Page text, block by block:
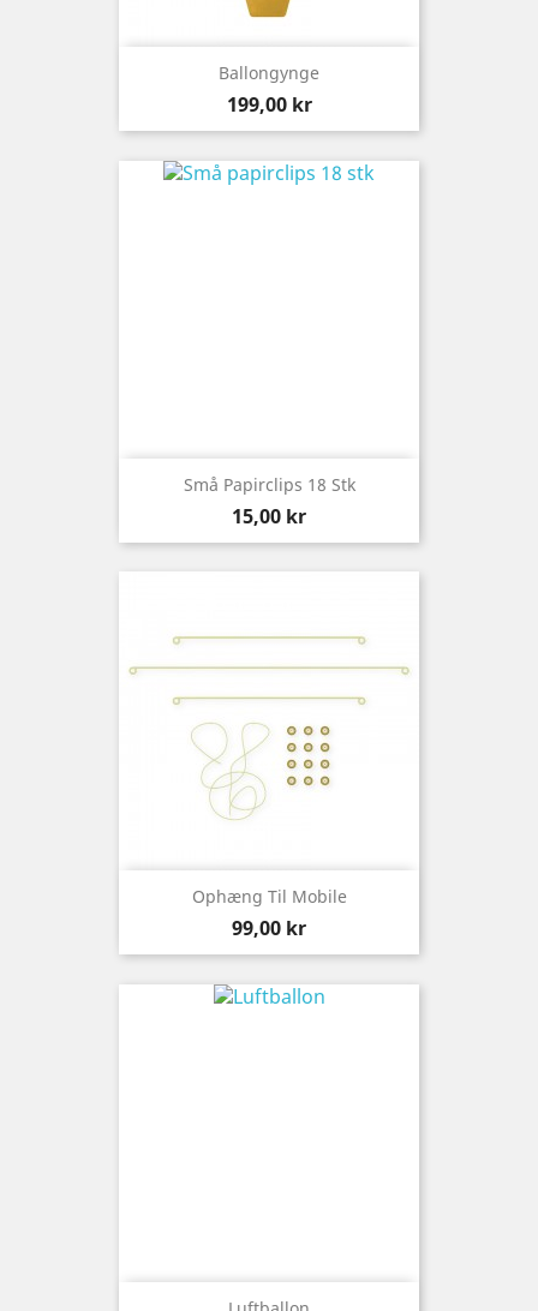
Ballongynge
Preis
199,00 kr
Små Papirclips 18 Stk
Preis
15,00 kr
Ophæng Til Mobile
Preis
99,00 kr